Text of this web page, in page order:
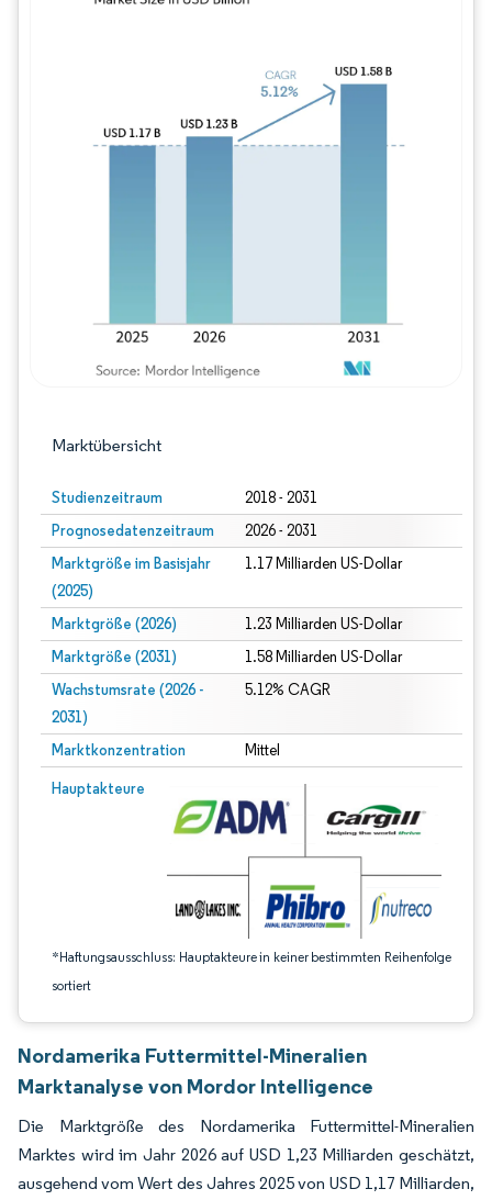
Marktübersicht
Studienzeitraum 2018 - 2031
Prognosedatenzeitraum 2026 - 2031
Marktgröße im Basisjahr
(2025)
1.17 Milliarden US-Dollar
Marktgröße (2026) 1.23 Milliarden US-Dollar
Marktgröße (2031) 1.58 Milliarden US-Dollar
Wachstumsrate (2026 -
2031)
5.12% CAGR
Marktkonzentration Mittel
Hauptakteure
*Haftungsausschluss: Hauptakteure in keiner bestimmten Reihenfolge
sortiert
Bild © Mordor Intelligence. Wiederverwendung erfordert Namensnennung
Nordamerika Futtermittel-Mineralien
Marktanalyse von Mordor Intelligence
Die Marktgröße des Nordamerika Futtermittel-Mineralien
Marktes wird im Jahr 2026 auf USD 1,23 Milliarden geschätzt,
ausgehend vom Wert des Jahres 2025 von USD 1,17 Milliarden,